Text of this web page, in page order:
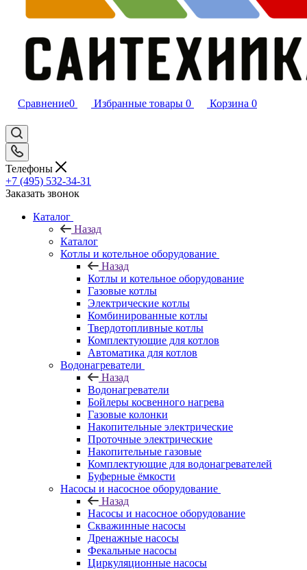
Сравнение0 Избранные товары 0 Корзина 0
Телефоны
+7 (495) 532‑34‑31
Заказать звонок
Каталог
Назад
Каталог
Котлы и котельное оборудование
Назад
Котлы и котельное оборудование
Газовые котлы
Электрические котлы
Комбинированные котлы
Твердотопливные котлы
Комплектующие для котлов
Автоматика для котлов
Водонагреватели
Назад
Водонагреватели
Бойлеры косвенного нагрева
Газовые колонки
Накопительные электрические
Проточные электрические
Накопительные газовые
Комплектующие для водонагревателей
Буферные ёмкости
Насосы и насосное оборудование
Назад
Насосы и насосное оборудование
Скважинные насосы
Дренажные насосы
Фекальные насосы
Циркуляционные насосы